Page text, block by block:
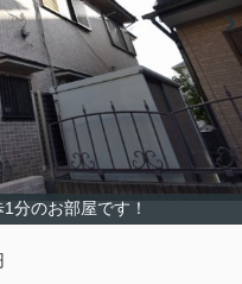
分のお部屋です！